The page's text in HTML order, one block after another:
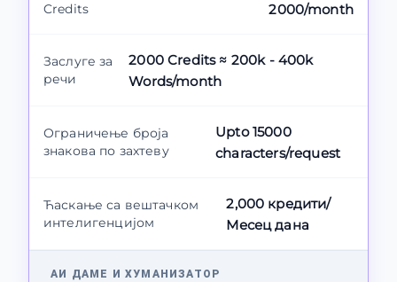
Credits 2000/month
Заслуге за
речи
2000 Credits ≈ 200k - 400k
Words/month
Ограничење броја
знакова по захтеву
Upto 15000
characters/request
Ћаскање са вештачком
интелигенцијом
2,000 кредити/
Месец дана
АИ ДАМЕ И ХУМАНИЗАТОР